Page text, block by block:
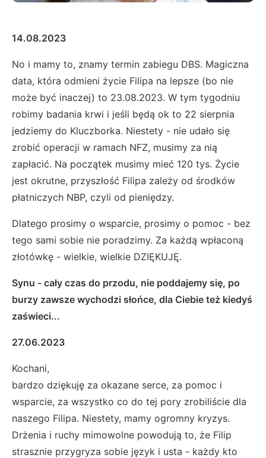
14.08.2023
No i mamy to, znamy termin zabiegu DBS. Magiczna
data, która odmieni życie Filipa na lepsze (bo nie
może być inaczej) to 23.08.2023. W tym tygodniu
robimy badania krwi i jeśli będą ok to 22 sierpnia
jedziemy do Kluczborka. Niestety - nie udało się
zrobić operacji w ramach NFZ, musimy za nią
zapłacić. Na początek musimy mieć 120 tys. Życie
jest okrutne, przyszłość Filipa zależy od środków
płatniczych NBP, czyli od pieniędzy.
Dlatego prosimy o wsparcie, prosimy o pomoc - bez
tego sami sobie nie poradzimy. Za każdą wpłaconą
złotówkę - wielkie, wielkie DZIĘKUJĘ.
Synu - cały czas do przodu, nie poddajemy się, po
burzy zawsze wychodzi słońce, dla Ciebie też kiedyś
zaświeci...
27.06.2023
Kochani,
bardzo dziękuję za okazane serce, za pomoc i
wsparcie, za wszystko co do tej pory zrobiliście dla
naszego Filipa. Niestety, mamy ogromny kryzys.
Drżenia i ruchy mimowolne powodują to, że Filip
strasznie przygryza sobie język i usta - każdy kto